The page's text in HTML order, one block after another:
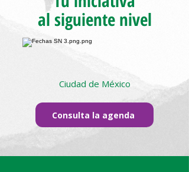
al siguiente nivel
Ciudad de México
Consulta la agenda